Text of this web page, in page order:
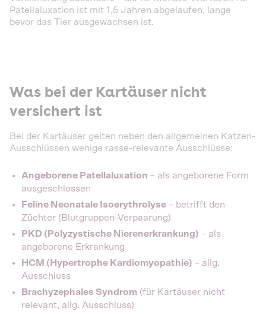
Patellaluxation ist mit 1,5 Jahren abgelaufen, lange
bevor das Tier ausgewachsen ist.
Was bei der Kartäuser nicht
versichert ist
Bei der Kartäuser gelten neben den allgemeinen Katzen-
Ausschlüssen wenige rasse-relevante Ausschlüsse:
Angeborene Patellaluxation – als angeborene Form
ausgeschlossen
Feline Neonatale Isoerythrolyse – betrifft den
Züchter (Blutgruppen-Verpaarung)
PKD (Polyzystische Nierenerkrankung) – als
angeborene Erkrankung
HCM (Hypertrophe Kardiomyopathie) – allg.
Ausschluss
Brachyzephales Syndrom (für Kartäuser nicht
relevant, allg. Ausschluss)